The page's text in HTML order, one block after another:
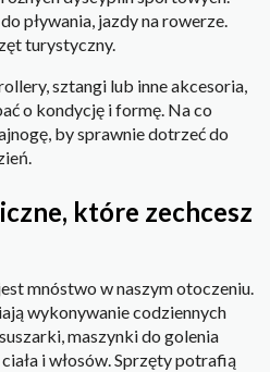
pływania, jazdy na rowerze.
turystyczny.
sztangi lub inne akcesoria,
o kondycję i formę. Na co
by sprawnie dotrzeć do
które zechcesz
mnóstwo w naszym otoczeniu.
wykonywanie codziennych
maszynki do golenia
i włosów. Sprzęty potrafią